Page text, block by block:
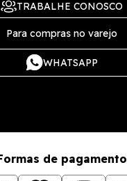
TRABALHE CONOSCO
Para compras no varejo
WHATSAPP
de pagamento